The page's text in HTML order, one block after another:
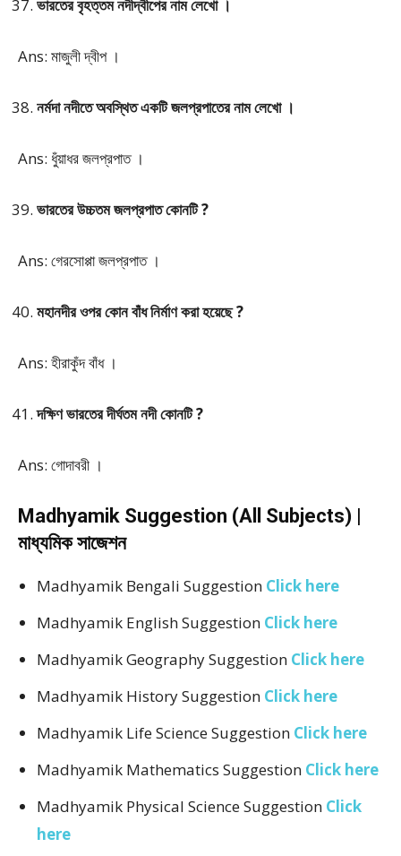
ভারতের বৃহত্তম নদীদ্বীপের নাম লেখো ।
Ans: মাজুলী দ্বীপ ।
নর্মদা নদীতে অবস্থিত একটি জলপ্রপাতের নাম লেখো ।
Ans: ধুঁয়াধর জলপ্রপাত ।
ভারতের উচ্চতম জলপ্রপাত কোনটি ?
Ans: গেরসোপ্পা জলপ্রপাত ।
মহানদীর ওপর কোন বাঁধ নির্মাণ করা হয়েছে ?
Ans: হীরাকুঁদ বাঁধ ।
দক্ষিণ ভারতের দীর্ঘতম নদী কোনটি ?
Ans: গোদাবরী ।
Madhyamik Suggestion (All Subjects) |
মাধ্যমিক সাজেশন
Madhyamik Bengali Suggestion Click here
Madhyamik English Suggestion Click here
Madhyamik Geography Suggestion Click here
Madhyamik History Suggestion Click here
Madhyamik Life Science Suggestion Click here
Madhyamik Mathematics Suggestion Click here
Madhyamik Physical Science Suggestion Click
here